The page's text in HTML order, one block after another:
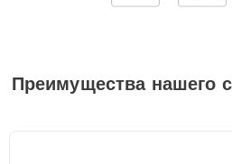
Преимущества нашего